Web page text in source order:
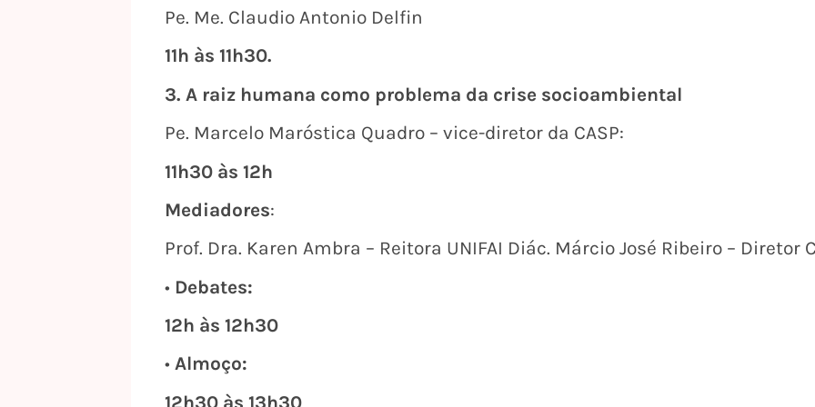
Pe. Me. Claudio Antonio Delfin
11h às 11h30.
3. A raiz humana como problema da crise socioambiental
Pe. Marcelo Maróstica Quadro – vice-diretor da CASP:
11h30 às 12h
Mediadores:
Prof. Dra. Karen Ambra – Reitora UNIFAI Diác. Márcio José Ribeiro – Diretor
• Debates:
12h às 12h30
• Almoço:
12h30 às 13h30